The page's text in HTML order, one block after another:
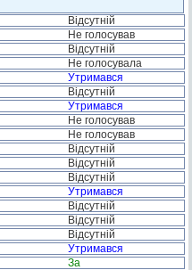
Відсутній
Не голосував
Відсутній
Не голосувала
Утримався
Відсутній
Утримався
Не голосував
Не голосував
Відсутній
Відсутній
Відсутній
Утримався
Відсутній
Відсутній
Відсутній
Утримався
За